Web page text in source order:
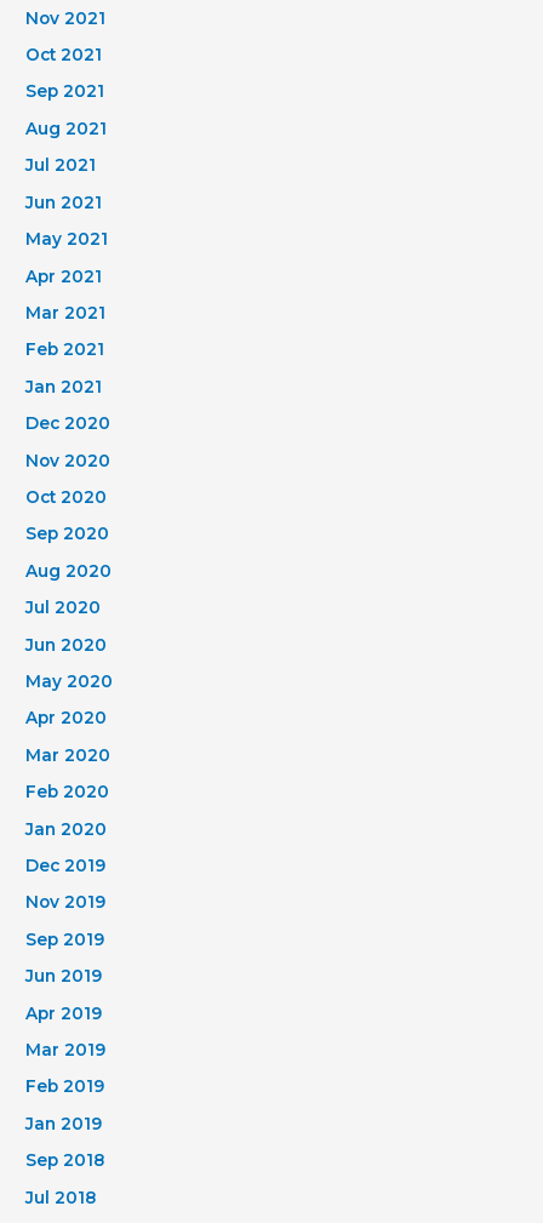
Nov 2021
Oct 2021
Sep 2021
Aug 2021
Jul 2021
Jun 2021
May 2021
Apr 2021
Mar 2021
Feb 2021
Jan 2021
Dec 2020
Nov 2020
Oct 2020
Sep 2020
Aug 2020
Jul 2020
Jun 2020
May 2020
Apr 2020
Mar 2020
Feb 2020
Jan 2020
Dec 2019
Nov 2019
Sep 2019
Jun 2019
Apr 2019
Mar 2019
Feb 2019
Jan 2019
Sep 2018
Jul 2018